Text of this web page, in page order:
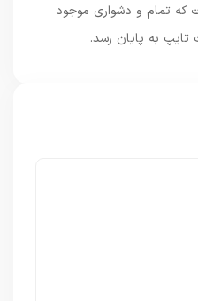
و دشواری موجود
پایان رسد.